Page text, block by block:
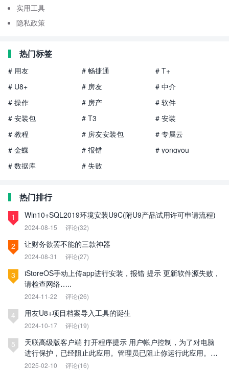
实用工具
隐私政策
热门标签
# 用友 # 畅捷通
# T+
# U8+
# 房友
# 中介
# 操作
# 房产
# 软件
# 安装包
# T3
# 安装
# 教程
# 房友安装包
# 专属云
# 金蝶
# 报错
# yongyou
# 数据库
# 失败
热门排行
1 Win10+SQL2019环境安装U9C(附U9产品试用许可申请流程)
2024-08-15 评论(32)
2 让财务欲罢不能的三款神器
2024-08-31 评论(27)
3
iStoreOS手动上传app进行安装，报错 提示 更新软件源失败，
请检查网络…..
2024-11-22 评论(26)
4 用友U8+项目档案导入工具的诞生
2024-10-17 评论(19)
5
天联高级版客户端 打开程序提示 用户帐户控制，为了对电脑
进行保护，已经阻止此应用。管理员已阻止你运行此应用。有
关详细信息，请与管理员联系。
2025-02-10 评论(16)